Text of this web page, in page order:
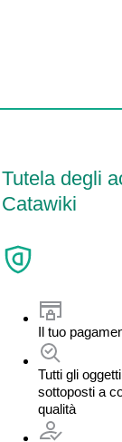
Tutela degli
Catawiki
Il tuo
Tutti gli
sottoposti a
qualità